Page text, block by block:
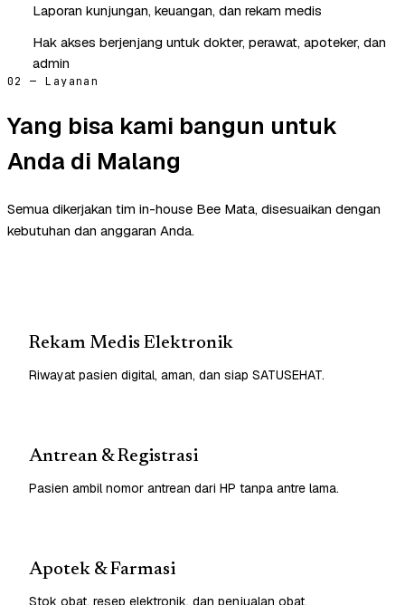
Laporan kunjungan, keuangan, dan rekam medis
Hak akses berjenjang untuk dokter, perawat, apoteker, dan
admin
02 — Layanan
Yang bisa kami bangun untuk
Anda di Malang
Semua dikerjakan tim in-house Bee Mata, disesuaikan dengan
kebutuhan dan anggaran Anda.
Rekam Medis Elektronik
Riwayat pasien digital, aman, dan siap SATUSEHAT.
Antrean & Registrasi
Pasien ambil nomor antrean dari HP tanpa antre lama.
Apotek & Farmasi
Stok obat, resep elektronik, dan penjualan obat.